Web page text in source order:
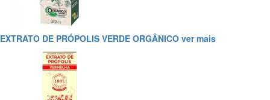
EXTRATO DE PRÓPOLIS VERDE ORGÂNICO ver mais